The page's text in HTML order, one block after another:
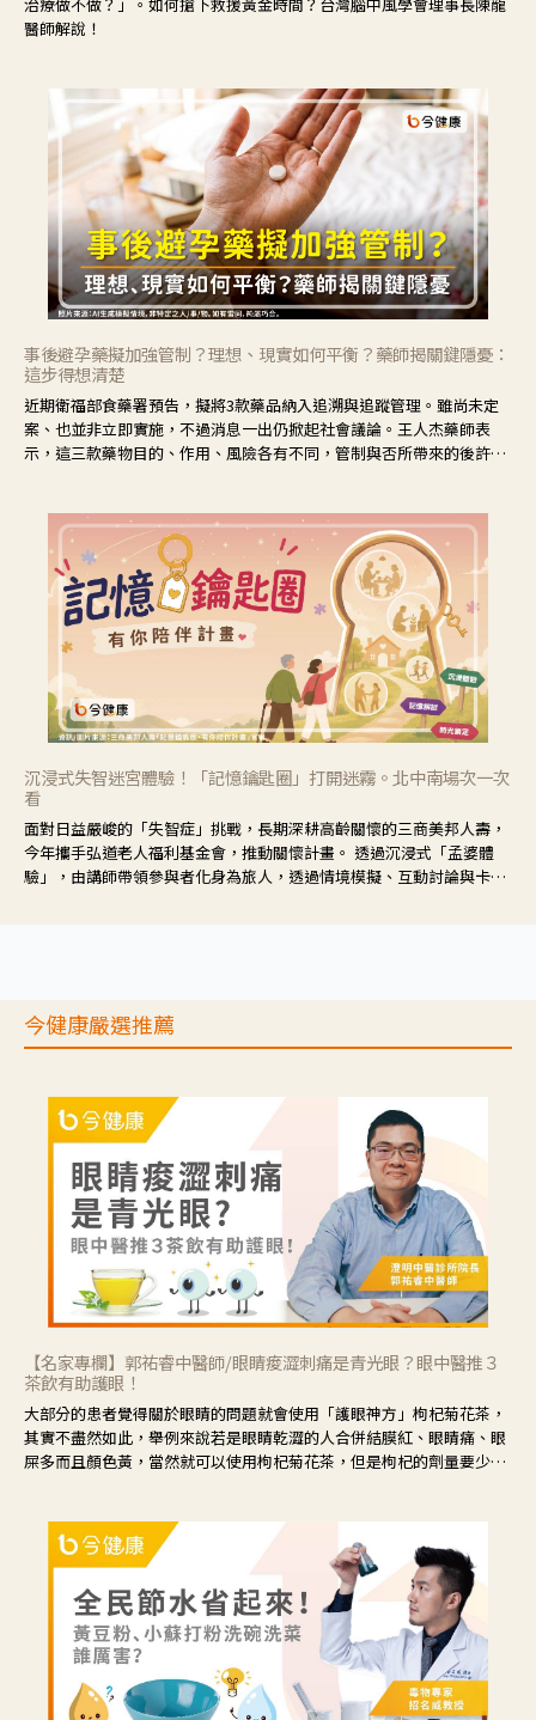
醫師解說！
事後避孕藥擬加強管制？理想、現實如何平衡？藥師揭關鍵隱憂：
這步得想清楚
近期衛福部食藥署預告，擬將3款藥品納入追溯與追蹤管理。雖尚未定
案、也並非立即實施，不過消息一出仍掀起社會議論。王人杰藥師表
示，這三款藥物目的、作用、風險各有不同，管制與否所帶來的後許影
沉浸式失智迷宮體驗！「記憶鑰匙圈」打開迷霧。北中南場次一次
看
面對日益嚴峻的「失智症」挑戰，長期深耕高齡關懷的三商美邦人壽，
今年攜手弘道老人福利基金會，推動關懷計畫。 透過沉浸式「孟婆體
驗」，由講師帶領參與者化身為旅人，透過情境模擬、互動討論與卡牌
今健康嚴選推薦
【名家專欄】郭祐睿中醫師/眼睛痠澀刺痛是青光眼？眼中醫推３
茶飲有助護眼！
大部分的患者覺得關於眼睛的問題就會使用「護眼神方」枸杞菊花茶，
其實不盡然如此，舉例來說若是眼睛乾澀的人合併結膜紅、眼睛痛、眼
屎多而且顏色黃，當然就可以使用枸杞菊花茶，但是枸杞的劑量要少，
候就要使用菊花、金銀花來治療；假如單純的眼睛乾澀，結膜沒有紅，
眼睛周圍沒有眼屎，這種情況是屬於「陰虛」，就可以使用枸杞、蓮
藕、麥門冬、山藥等比較滋潤的藥材，效果就更顯著。